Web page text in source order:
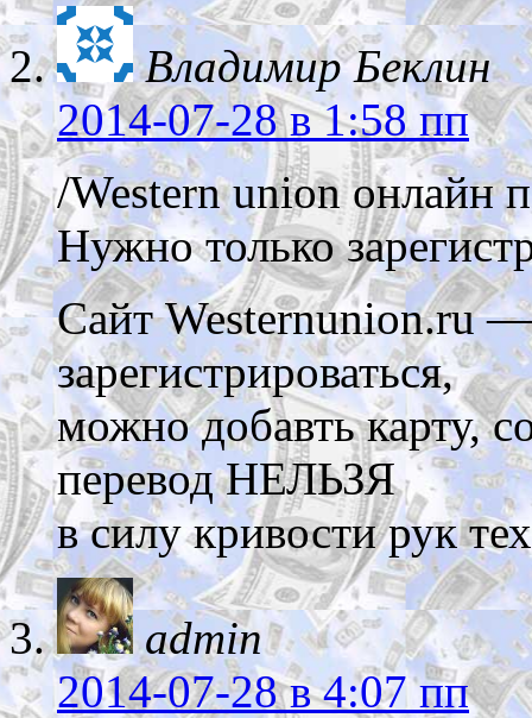
Владимир Беклин
2014-07-28в 1:58 пп
/Western union онлайн
Нужно только
Сайт Westernunion.ru
зарегистрироваться,
можно добавть карту,
перевод НЕЛЬЗЯ
в силу кривости рук
admin
2014-07-28в 4:07 пп